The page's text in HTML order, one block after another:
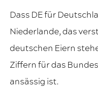
Dass DE für
Niederlande, das
deutschen Eiern
Ziffern für das
ansässig ist.